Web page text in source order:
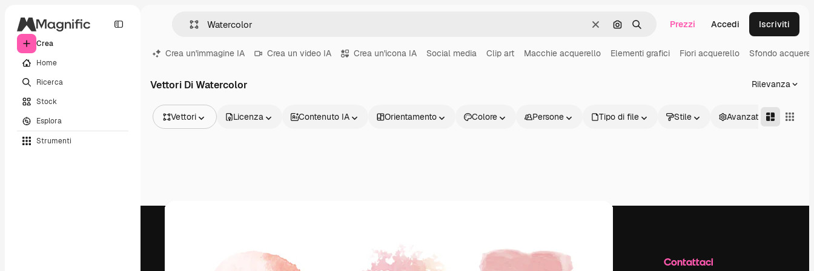
Crea
Home
Ricerca
Stock
Esplora
Strumenti
CancellaCerca per immagine
Ricerca Prezzi Accedi Iscriviti
Crea un'immagine IA Crea un video IA Crea un'icona IA Social media Clip art Macchie acquerello Elementi grafici Fiori acquerello Sfondo
Vettori Di Watercolor Rilevanza
Vettori
Video
Licenza Contenuto IA Orientamento Colore Persone Tipo di file Stile Avanzate
Prodotti Inizia Azienda Contattaci